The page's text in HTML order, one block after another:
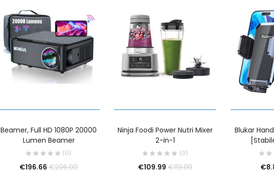
Beamer, Full HD 1080P 20000
Lumen Beamer
(0)
€196.66 €296.00
Ninja Foodi Power Nutri Mixer
2-in-1
(0)
€109.99 €119.99
Blukar
€